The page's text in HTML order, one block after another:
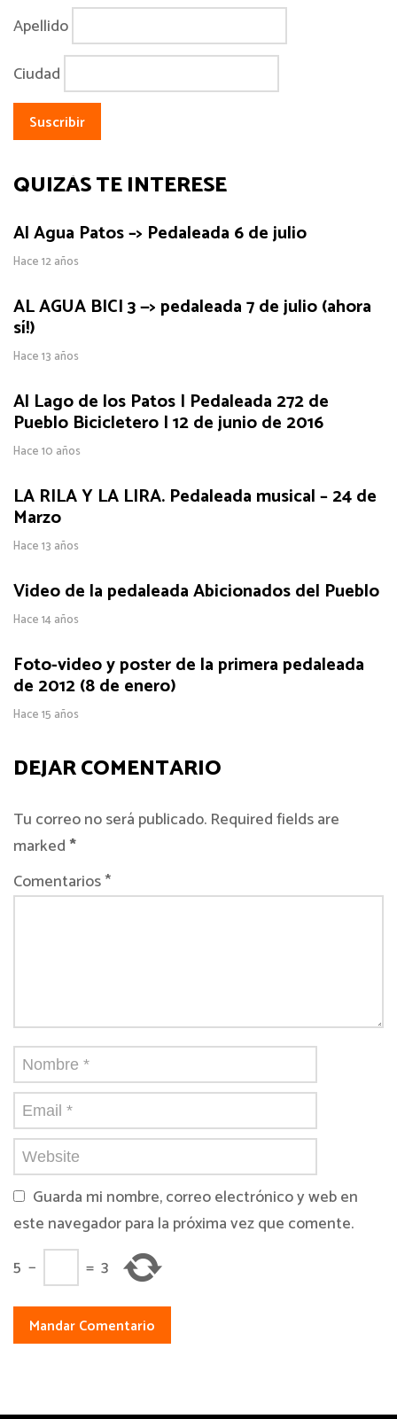
Apellido
Ciudad
QUIZÁS TE INTERESE
Al Agua Patos –> Pedaleada 6 de julio
Hace 12 años
AL AGUA BICI 3 —> pedaleada 7 de julio (ahora
sí!)
Hace 13 años
Al Lago de los Patos | Pedaleada 272 de
Pueblo Bicicletero | 12 de junio de 2016
Hace 10 años
LA RILA Y LA LIRA. Pedaleada musical – 24 de
Marzo
Hace 13 años
Video de la pedaleada Abicionados del Pueblo
Hace 14 años
Foto-video y poster de la primera pedaleada
de 2012 (8 de enero)
Hace 15 años
DEJAR COMENTARIO
Tu correo no será publicado. Required fields are
marked*
Comentarios *
Guarda mi nombre, correo electrónico y web en
este navegador para la próxima vez que comente.
5 − = 3